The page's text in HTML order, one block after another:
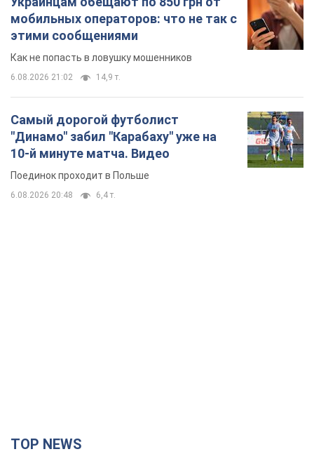
мобильных операторов: что не так с
этими сообщениями
Как не попасть в ловушку мошенников
6.08.2026 21:02 14,9 т.
Самый дорогой футболист
"Динамо" забил "Карабаху" уже на
10-й минуте матча. Видео
Поединок проходит в Польше
6.08.2026 20:48 6,4 т.
TOP NEWS